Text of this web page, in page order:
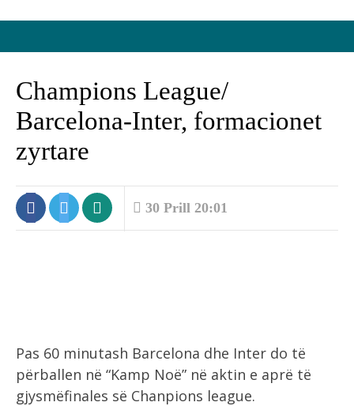
Champions League/
Barcelona-Inter, formacionet
zyrtare
30 Prill 20:01
Pas 60 minutash Barcelona dhe Inter do të
përballen në “Kamp Noë” në aktin e aprë të
gjysmëfinales së Chanpions league.